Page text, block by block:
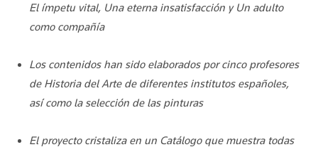
El ímpetu vital, Una eterna insatisfacción y Un adulto
como compañía
Los contenidos han sido elaborados por cinco profesores
de Historia del Arte de diferentes institutos españoles,
así como la selección de las pinturas
El proyecto cristaliza en un Catálogo que muestra todas